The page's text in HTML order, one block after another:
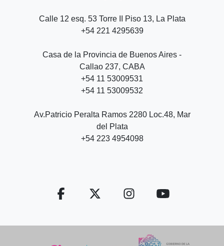
Calle 12 esq. 53 Torre II Piso 13, La Plata
+54 221 4295639
Casa de la Provincia de Buenos Aires -
Callao 237, CABA
+54 11 53009531
+54 11 53009532
Av.Patricio Peralta Ramos 2280 Loc.48, Mar
del Plata
+54 223 4954098